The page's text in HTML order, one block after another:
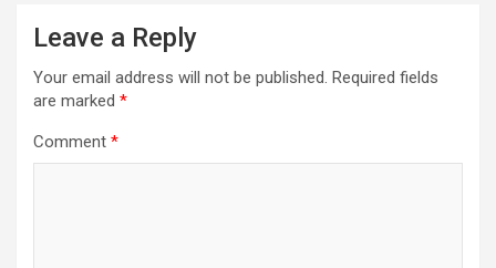
Leave a Reply
Your email address will not be published. Required fields
are marked *
Comment *